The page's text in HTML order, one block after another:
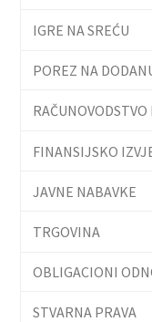
IGRE NA SREĆU
POREZ NA
FINANSIJSKO
JAVNE NABAVKE
TRGOVINA
OBLIGACIONI
STVARNA PRAVA